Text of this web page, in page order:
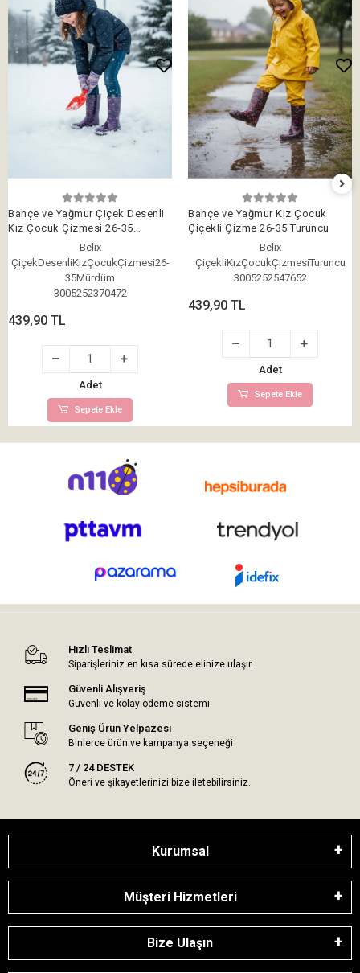
Bahçe ve Yağmur Çiçek Desenli
Kız Çocuk Çizmesi 26-35
Belix
ÇiçekDesenliKızÇocukÇizmesi26-
35Mürdüm
3005252370472
439,90 TL
Adet
Sepete Ekle
Bahçe ve Yağmur Kız Çocuk
Çiçekli Çizme 26-35 Turuncu
Belix
ÇiçekliKızÇocukÇizmesiTuruncu
3005252547652
439,90 TL
Adet
Sepete Ekle
Hızlı Teslimat
Siparişleriniz en kısa sürede elinize ulaşır.
Güvenli Alışveriş
Güvenli ve kolay ödeme sistemi
Geniş Ürün Yelpazesi
Binlerce ürün ve kampanya seçeneği
7 / 24 DESTEK
Öneri ve şikayetlerinizi bize iletebilirsiniz.
Kurumsal
Müşteri Hizmetleri
Bize Ulaşın